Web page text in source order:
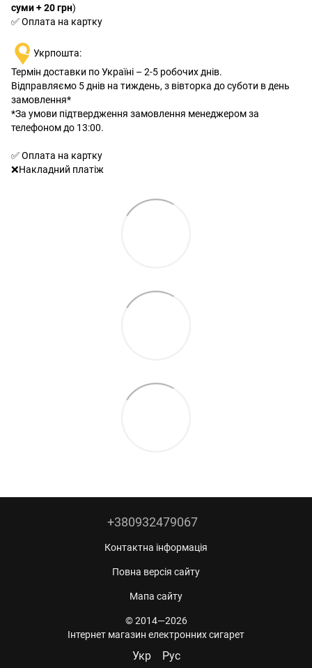
суми + 20 грн)
✅ Оплата на картку
Укрпошта:
Термін доставки по Україні – 2-5 робочих днів.
Відправляємо 5 днів на тиждень, з вівторка до суботи в день
замовлення*
*За умови підтвердження замовлення менеджером за
телефоном до 13:00.
✅ Оплата на картку
❌Накладний платіж
+380932479067
Контактна інформація
Повна версія сайту
Мапа сайту
© 2014—2026
Інтернет магазин електронних сигарет
Укр Рус